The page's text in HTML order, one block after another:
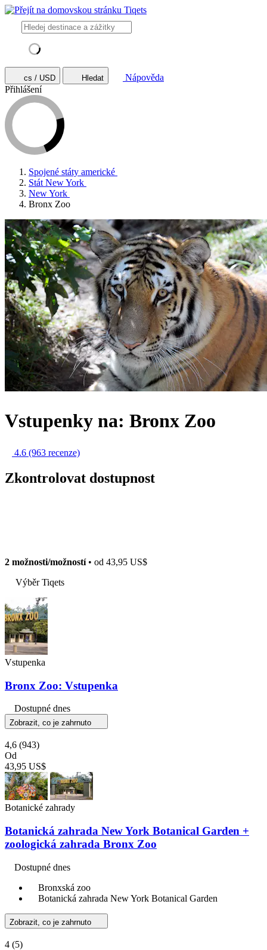
cs / USD Hledat
Nápověda
Přihlášení
Spojené státy americké
Stát New York
New York
Bronx Zoo
Vstupenky na: Bronx Zoo
4.6 (963 recenze)
Zkontrolovat dostupnost
2 možnosti/možností• od 43,95 US$
Výběr Tiqets
Vstupenka
Bronx Zoo: Vstupenka
Dostupné dnes
Zobrazit, co je zahrnuto
4,6 (943)
Od
43,95 US$
Botanické zahrady
Botanická zahrada New York Botanical Garden +
zoologická zahrada Bronx Zoo
Dostupné dnes
Bronxská zoo
Botanická zahrada New York Botanical Garden
Zobrazit, co je zahrnuto
4 (5)